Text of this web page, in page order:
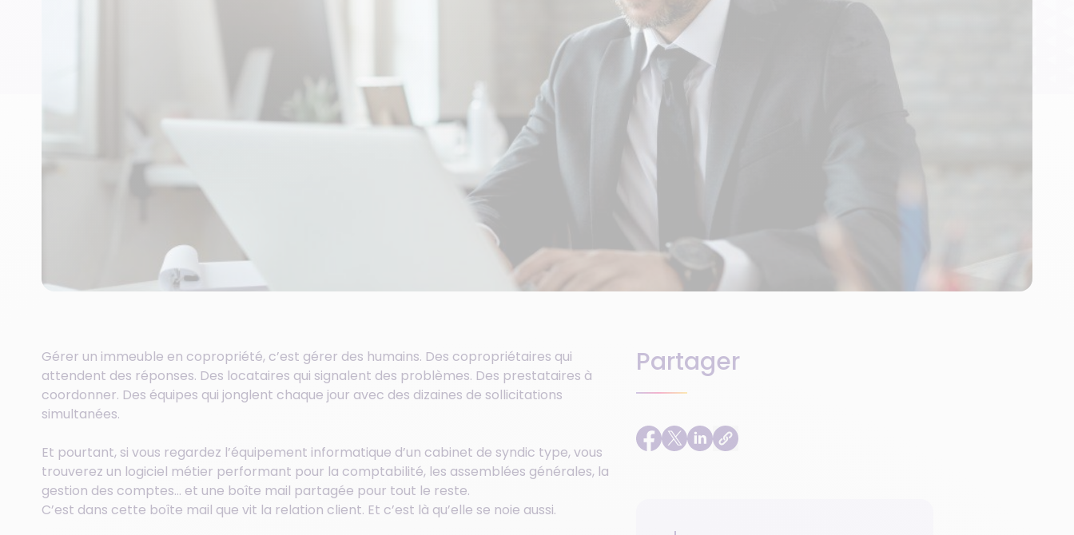
Gérer un immeuble en copropriété, c’est gérer des humains. Des copropriétaires qui
attendent des réponses. Des locataires qui signalent des problèmes. Des prestataires à
coordonner. Des équipes qui jonglent chaque jour avec des dizaines de sollicitations
simultanées.
Et pourtant, si vous regardez l’équipement informatique d’un cabinet de syndic type, vous
trouverez un logiciel métier performant pour la comptabilité, les assemblées générales, la
gestion des comptes… et une boîte mail partagée pour tout le reste.
C’est dans cette boîte mail que vit la relation client. Et c’est là qu’elle se noie aussi.
Partager